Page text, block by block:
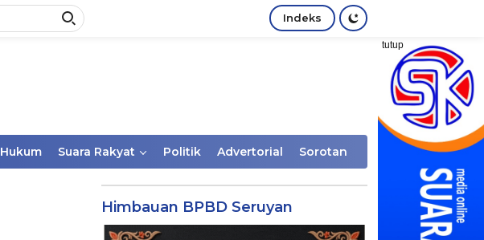
Indeks
tutup
Hukum Suara Rakyat Politik Advertorial Sorotan
Himbauan BPBD Seruyan